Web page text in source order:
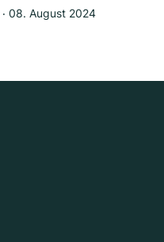
‧ 08. August 2024